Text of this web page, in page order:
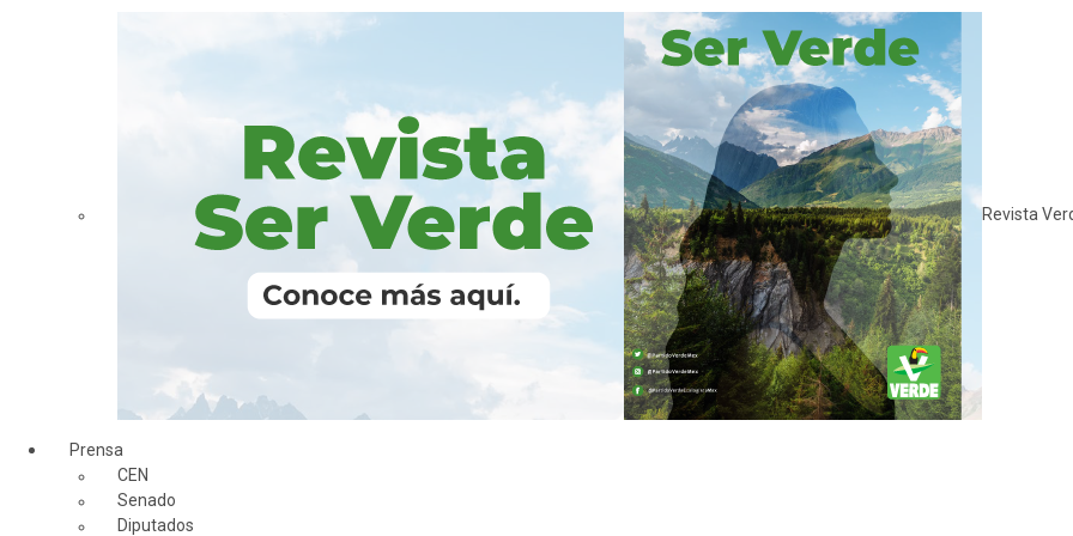
Revista
Prensa
CEN
Senado
Diputados